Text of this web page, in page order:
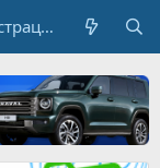
Регистрация